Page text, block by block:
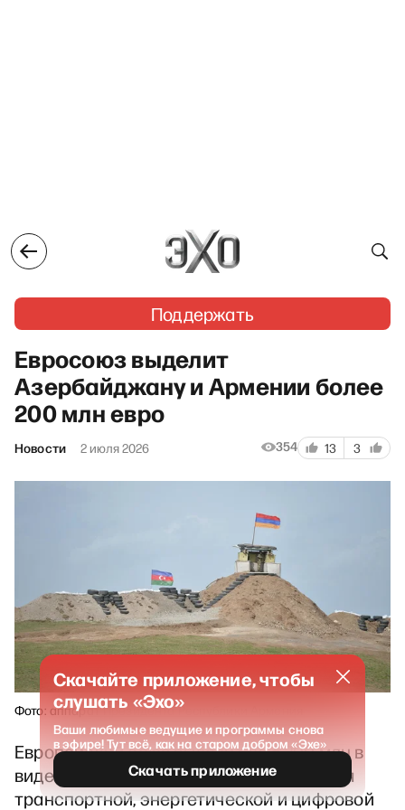
Поддержать
Евросоюз выделит
Азербайджану и Армении более
200 млн евро
Новости 2 июля 2026 354 13 3
Фото: аппарат Президента Республики Армения
Европейский союз выделит до €200 млн в
виде грантовой поддержки для развития
транспортной, энергетической и цифровой
Скачайте приложение, чтобы
слушать «Эхо»
Ваши любимые ведущие и программы снова
в эфире! Тут всё, как на старом добром «Эхе»
Скачать приложение